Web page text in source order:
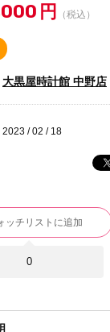
円 （税込）
大黒屋時計館 中野店
2023 / 02 / 18
ッチリストに追加
0